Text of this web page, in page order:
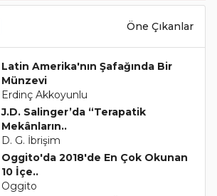
Öne Çıkanlar
Latin Amerika'nın Şafağında Bir
Münzevi
Erdinç Akkoyunlu
J.D. Salinger’da “Terapatik
Mekânların..
D. G. İbrişim
Oggito'da 2018'de En Çok Okunan
10 İçe..
Oggito